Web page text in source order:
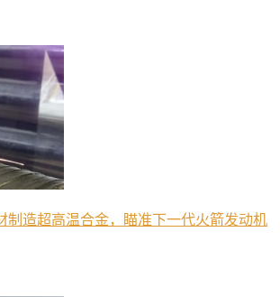
制造超高温合金，瞄准下一代火箭发动机